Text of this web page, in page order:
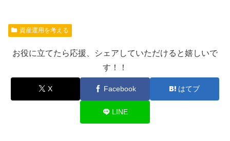
資産運用を考える
お役に立てたら応援、シェアしていただけると嬉しいで
す！！
X Facebook はてブ
LINE